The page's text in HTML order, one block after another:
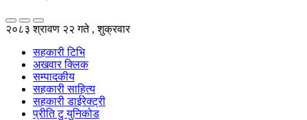
२०८३ श्रावण २२ गते , शुक्रवार
सहकारी टिभि
अखवार क्लिक
सम्पादकीय
सहकारी साहित्य
सहकारी डाईरेक्ट्री
प्रीति टु युनिकोड